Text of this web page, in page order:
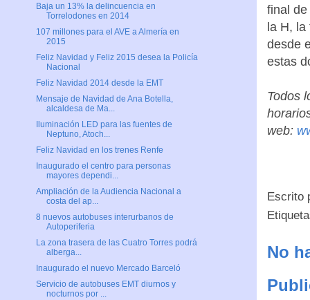
final
la H, la
desde
estas
Todos
web:
Escrito
No
Baja un 13% la delincuencia en
Torrelodones en 2014
107 millones para el AVE a Almería en
2015
Feliz Navidad y Feliz 2015 desea la Policía
Nacional
Feliz Navidad 2014 desde la EMT
Mensaje de Navidad de Ana Botella,
alcaldesa de Ma...
Iluminación LED para las fuentes de
Neptuno, Atoch...
Feliz Navidad en los trenes Renfe
Inaugurado el centro para personas
mayores dependi...
Ampliación de la Audiencia Nacional a
costa del ap...
8 nuevos autobuses interurbanos de
Autoperiferia
La zona trasera de las Cuatro Torres podrá
alberga...
Inaugurado el nuevo Mercado Barceló
Servicio de autobuses EMT diurnos y
nocturnos por ...